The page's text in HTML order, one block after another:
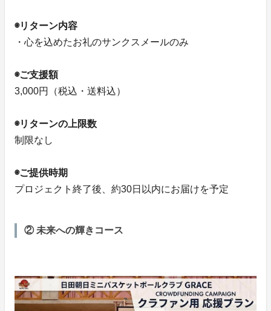
◉リターン内容
・心を込めたお礼のサンクスメールのみ
◉ご支援額
3,000円（税込・送料込）
◉リターンの上限数
制限なし
◉ご提供時期
プロジェクト終了後、約30日以内にお届けを予定
② 未来への輝きコース